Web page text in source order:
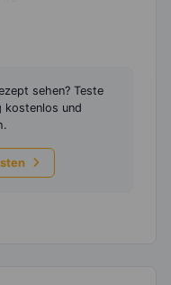
sehen? Teste
kostenlos und